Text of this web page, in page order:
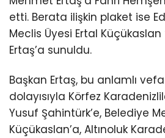
etti. Berata ilişkin plaket ise
Meclis Üyesi Ertal
Ertaş’a sunuldu.
Başkan Ertaş, bu anlamlı
dolayısıyla Körfez
Yusuf Şahintürk’e, Belediye
Küçükaslan’a, Altınoluk